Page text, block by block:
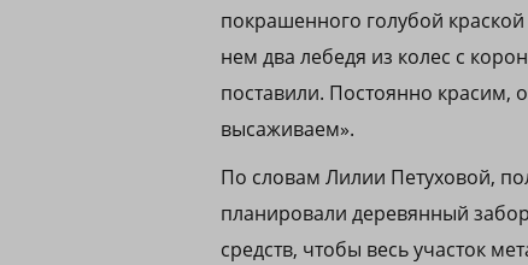
покрашенного голубой
нем два лебедя из колес с
поставили. Постоянно красим,
высаживаем».
По словам Лилии Петуховой,
планировали деревянный
средств, чтобы весь участок